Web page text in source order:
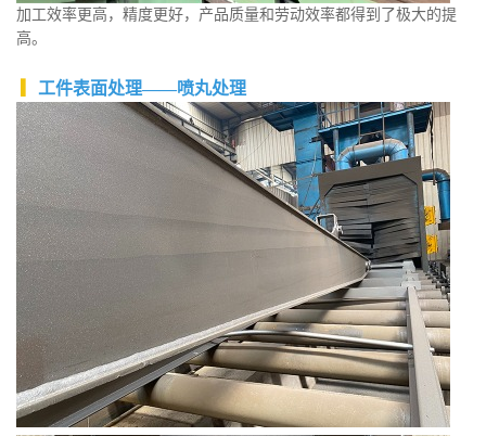
加工效率更高，精度更好，产品质量和劳动效率都得到了极大的提
高。
工件表面处理——喷丸处理